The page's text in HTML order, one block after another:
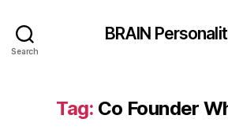
Search
BRAIN
Tag: Co Founder